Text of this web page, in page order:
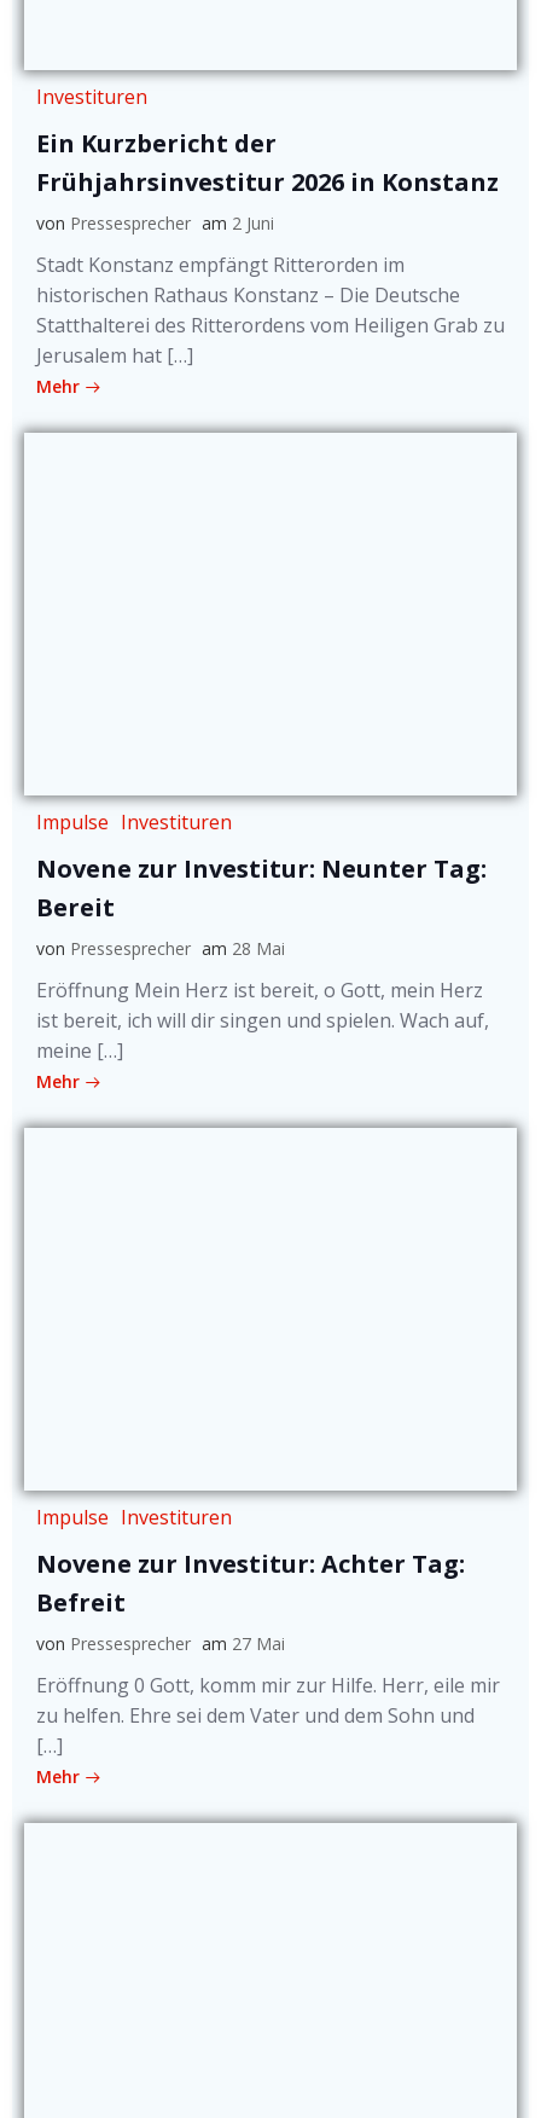
Investituren
Ein Kurzbericht der
Frühjahrsinvestitur 2026 in Konstanz
von Pressesprecher am 2 Juni
Stadt Konstanz empfängt Ritterorden im
historischen Rathaus Konstanz – Die Deutsche
Statthalterei des Ritterordens vom Heiligen Grab zu
Jerusalem hat […]
Mehr
Impulse Investituren
Novene zur Investitur: Neunter Tag:
Bereit
von Pressesprecher am 28 Mai
Eröffnung Mein Herz ist bereit, o Gott, mein Herz
ist bereit, ich will dir singen und spielen. Wach auf,
meine […]
Mehr
Impulse Investituren
Novene zur Investitur: Achter Tag:
Befreit
von Pressesprecher am 27 Mai
Eröffnung 0 Gott, komm mir zur Hilfe. Herr, eile mir
zu helfen. Ehre sei dem Vater und dem Sohn und
[…]
Mehr